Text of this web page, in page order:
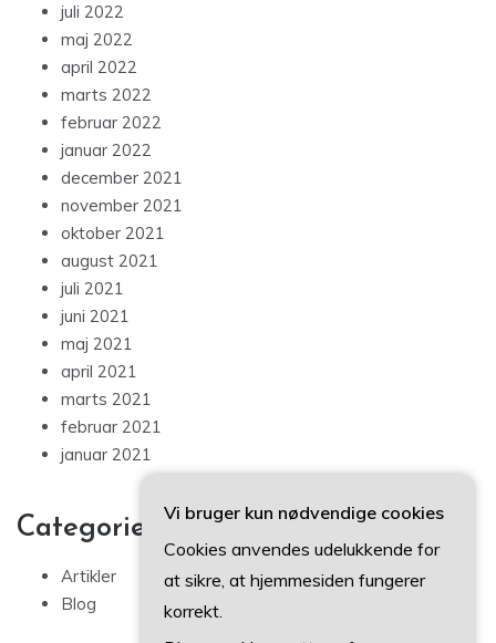
juli 2022
maj 2022
april 2022
marts 2022
februar 2022
januar 2022
december 2021
november 2021
oktober 2021
august 2021
juli 2021
juni 2021
maj 2021
april 2021
marts 2021
februar 2021
januar 2021
Categories
Artikler
Blog
Vi bruger kun nødvendige cookies
Cookies anvendes udelukkende for
at sikre, at hjemmesiden fungerer
korrekt.